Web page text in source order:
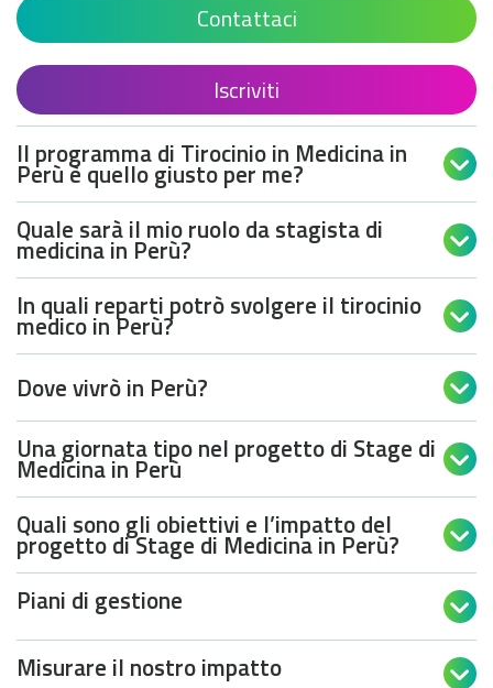
Contattaci
Iscriviti
Il programma di Tirocinio in Medicina in
Perù è quello giusto per me? 
Quale sarà il mio ruolo da stagista di
medicina in Perù? 
In quali reparti potrò svolgere il tirocinio
medico in Perù? 
Dove vivrò in Perù? 
Una giornata tipo nel progetto di Stage di
Medicina in Perù 
Quali sono gli obiettivi e l’impatto del
progetto di Stage di Medicina in Perù? 
Piani di gestione 
Misurare il nostro impatto 